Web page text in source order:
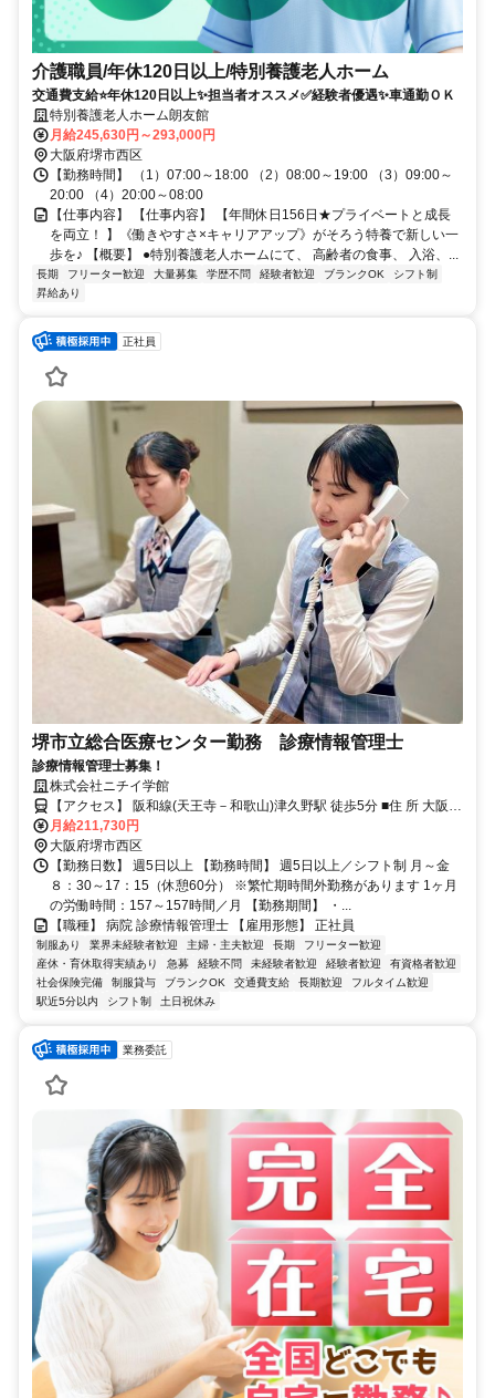
介護職員/年休120日以上/特別養護老人ホーム
交通費支給⭐️年休120日以上✨担当者オススメ✅️経験者優遇✨車通勤ＯＫ
特別養護老人ホーム朗友館
月給245,630円～293,000円
大阪府堺市西区
【勤務時間】 （1）07:00～18:00 （2）08:00～19:00 （3）09:00～
20:00 （4）20:00～08:00
【仕事内容】 【仕事内容】 【年間休日156日★プライベートと成長
を両立！ 】《働きやすさ×キャリアアップ》がそろう特養で新しい一
歩を♪ 【概要】 ●特別養護老人ホームにて、 高齢者の食事、 入浴、...
長期 フリーター歓迎 大量募集 学歴不問 経験者歓迎 ブランクOK
シフト制
昇給あり
正社員
堺市立総合医療センター勤務 診療情報管理士
診療情報管理士募集！
株式会社ニチイ学館
【アクセス】 阪和線(天王寺－和歌山)津久野駅 徒歩5分 ■住 所 大阪府
堺市西区 家原寺町1丁1番1号 ■アクセス 阪和線(天王寺－和歌山)津久
野駅 徒歩5分
月給211,730円
大阪府堺市西区
【勤務日数】 週5日以上 【勤務時間】 週5日以上／シフト制 月～金
８：30～17：15（休憩60分） ※繁忙期時間外勤務があります 1ヶ月
の労働時間：157～157時間／月 【勤務期間】 ・...
【職種】 病院 診療情報管理士 【雇用形態】 正社員
制服あり 業界未経験者歓迎 主婦・主夫歓迎 長期
フリーター歓迎
産休・育休取得実績あり
急募 経験不問 未経験者歓迎 経験者歓迎
有資格者歓迎
社会保険完備
制服貸与 ブランクOK 交通費支給 長期歓迎
フルタイム歓迎
駅近5分以内
シフト制 土日祝休み
業務委託